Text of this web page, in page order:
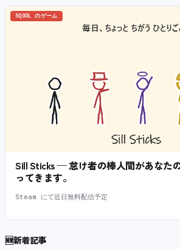
SQOOL のゲーム
Sill Sticks — 怠け者の棒人間があなた
ってきます。
Steam にて近日無料配信予定
🆕新着記事